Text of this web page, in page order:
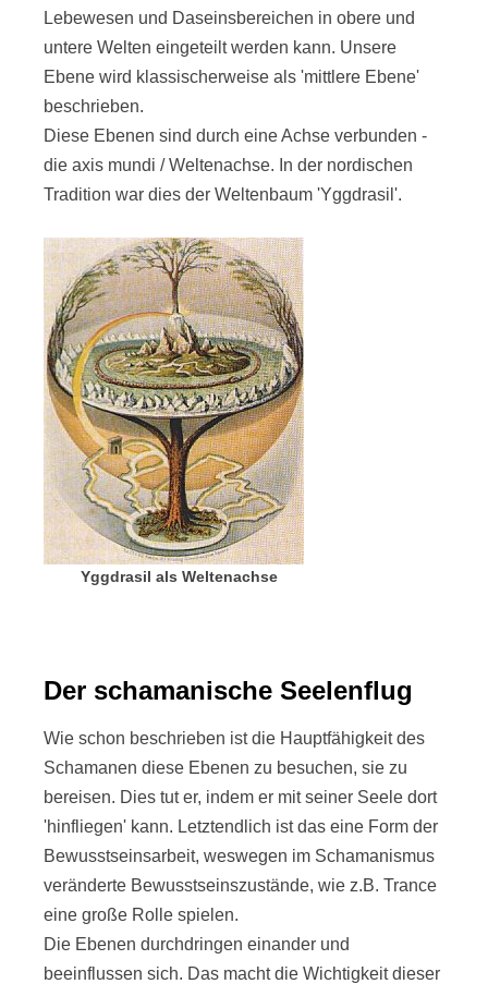
Lebewesen und Daseinsbereichen in obere und
untere Welten eingeteilt werden kann. Unsere
Ebene wird klassischerweise als 'mittlere Ebene'
beschrieben.
Diese Ebenen sind durch eine Achse verbunden -
die axis mundi / Weltenachse. In der nordischen
Tradition war dies der Weltenbaum 'Yggdrasil'.
Yggdrasil als Weltenachse
Der schamanische Seelenflug
Wie schon beschrieben ist die Hauptfähigkeit des
Schamanen diese Ebenen zu besuchen, sie zu
bereisen. Dies tut er, indem er mit seiner Seele dort
'hinfliegen' kann. Letztendlich ist das eine Form der
Bewusstseinsarbeit, weswegen im Schamanismus
veränderte Bewusstseinszustände, wie z.B. Trance
eine große Rolle spielen.
Die Ebenen durchdringen einander und
beeinflussen sich. Das macht die Wichtigkeit dieser